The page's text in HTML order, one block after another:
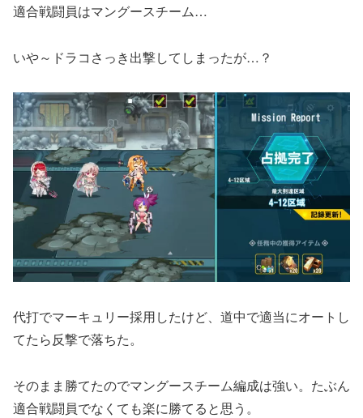
適合戦闘員はマングースチーム…
いや～ドラコさっき出撃してしまったが…？
代打でマーキュリー採用したけど、道中で適当にオートし
てたら反撃で落ちた。
そのまま勝てたのでマングースチーム編成は強い。たぶん
適合戦闘員でなくても楽に勝てると思う。